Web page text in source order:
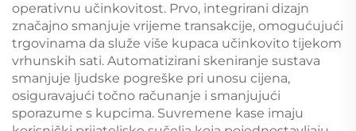
operativnu učinkovitost. Prvo, integrirani dizajn
značajno smanjuje vrijeme transakcije, omogućujući
trgovinama da služe više kupaca učinkovito tijekom
vrhunskih sati. Automatizirani skeniranje sustava
smanjuje ljudske pogreške pri unosu cijena,
osiguravajući točno računanje i smanjujući
sporazume s kupcima. Suvremene kase imaju